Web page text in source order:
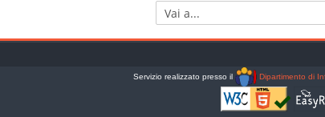
Vai a...
Servizio realizzato presso il Dipartimento di